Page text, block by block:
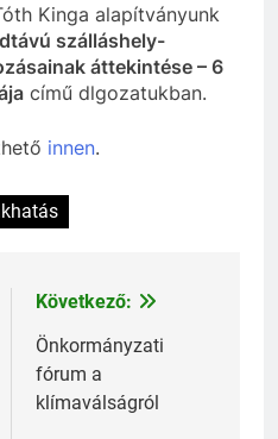
Kinga alapítványunk
szálláshely-
áttekintése – 6
című dlgozatukban.
innen.
Következő:
Önkormányzati
fórum a
klímaválságról